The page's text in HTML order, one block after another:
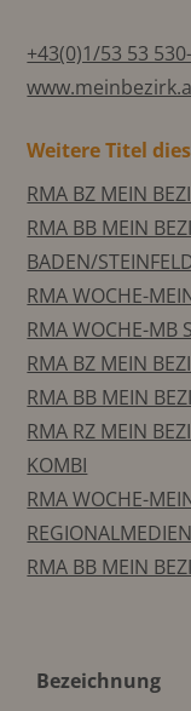
+43(0)1/53 53
Weitere Titel
RMA BZ MEIN
RMA BB MEIN
BADEN/
RMA WOCHE-
RMA WOCHE-MB
RMA BZ MEIN
RMA BB MEIN
RMA RZ MEIN
KOMBI
RMA WOCHE-
RMA BB MEIN
Bezeichnung